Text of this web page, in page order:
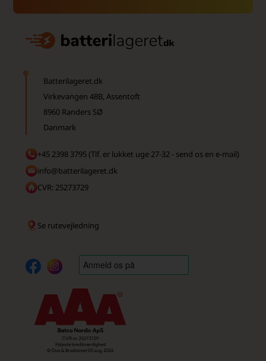
Batterilageret.dk
Virkevangen 48B, Assentoft
8960 Randers SØ
Danmark
+45 2398 3795 (Tlf. er lukket uge 27-32 - send os en e-mail)
info@batterilageret.dk
CVR: 25273729
Se rutevejledning